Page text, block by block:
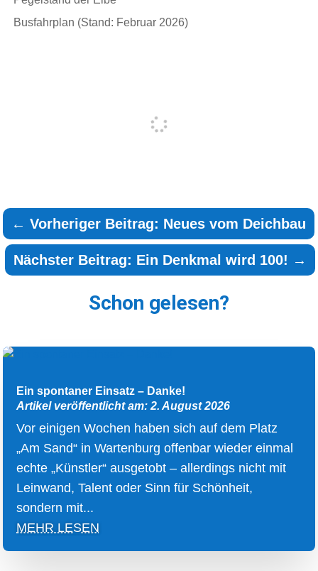
Busfahrplan (Stand: Februar 2026)
←Vorheriger Beitrag: Neues vom Deichbau
Nächster Beitrag: Ein Denkmal wird 100! →
Schon gelesen?
Ein spontaner Einsatz – Danke!
Artikel veröffentlicht am: 2. August 2026
Vor einigen Wochen haben sich auf dem Platz
„Am Sand“ in Wartenburg offenbar wieder einmal
echte „Künstler“ ausgetobt – allerdings nicht mit
Leinwand, Talent oder Sinn für Schönheit,
sondern mit...
MEHR LESEN